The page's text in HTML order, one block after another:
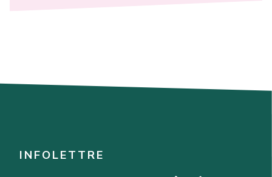
INFOLETTRE